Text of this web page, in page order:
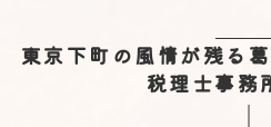
東京下町の風情が残る
税理士事務